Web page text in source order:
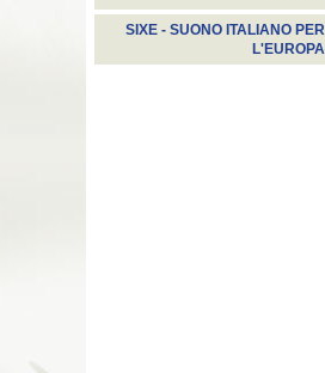
SIXE - SUONO ITALIANO PER
L'EUROPA